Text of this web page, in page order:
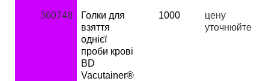
360748
Голки для
взяття
однієї
проби крові
BD
Vacutainer®
1000 цену
уточнюйте